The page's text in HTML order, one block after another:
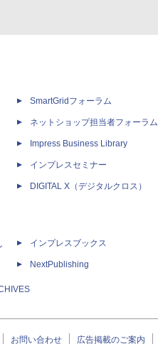
SmartGridフォーラム
ネットショップ担当者フォーラム
Impress Business Library
インプレスセミナー
DIGITAL X（デジタルクロス）
インプレスブックス
NextPublishing
お問い合わせ 広告掲載のご案内